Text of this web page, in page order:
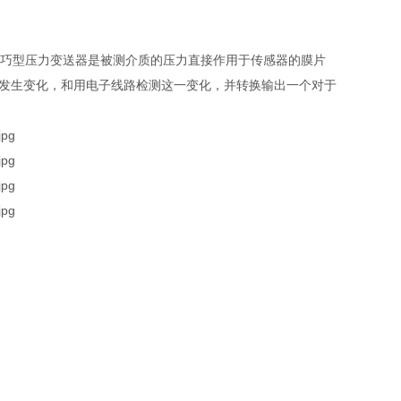
型压力变送器是被测介质的压力直接作用于传感器的膜片
生变化，和用电子线路检测这一变化，并转换输出一个对于